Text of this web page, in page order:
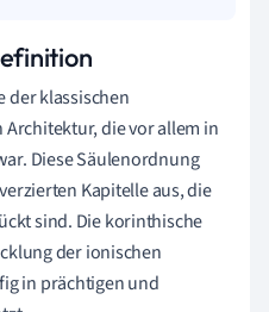
der klassischen
die vor allem in
Diese Säulenordnung
Kapitelle aus, die
sind. Die korinthische
der ionischen
in prächtigen und